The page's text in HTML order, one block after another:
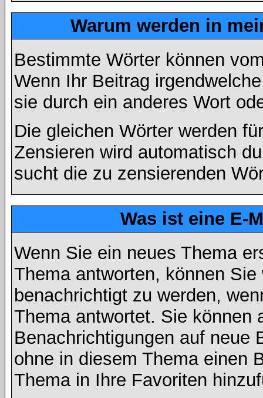
Warum werden in
Bestimmte Wörter können
Wenn Ihr Beitrag
sie durch ein anderes Wort
Die gleichen Wörter werden
Zensieren wird automatisch
sucht die zu zensierenden
Was ist eine E-
Wenn Sie ein neues Thema
Thema antworten, können
benachrichtigt zu werden,
Thema antwortet. Sie können
Benachrichtigungen auf neue
ohne in diesem Thema einen
Thema in Ihre Favoriten